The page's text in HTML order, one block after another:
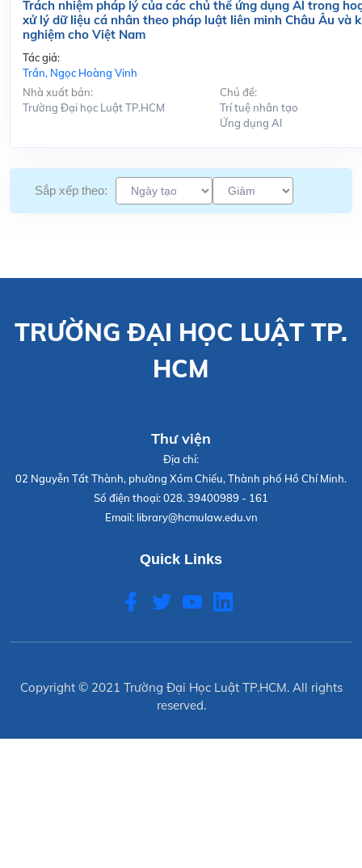
Trách nhiệm pháp lý của các chủ thể ứng dụng Al trong
xử lý dữ liệu cá nhân theo pháp luật liên minh Châu Âu và
nghiệm cho Việt Nam
Tác giả:
Trần, Ngọc Hoàng Vinh
Nhà xuất bản:
Trường Đại học Luật TP.HCM
Chủ đề:
Trí tuệ nhân tạo
Ứng dụng Al
Sắp xếp theo:
TRƯỜNG ĐẠI HỌC LUẬT TP.
HCM
Thư viện
Địa chỉ:
02 Nguyễn Tất Thành, phường Xóm Chiếu, Thành phố Hồ Chí Minh.
Số điện thoại:028. 39400989 - 161
Email: library@hcmulaw.edu.vn
Quick Links
Copyright © 2021 Trường Đại Học Luật TP.HCM. All rights
reserved.